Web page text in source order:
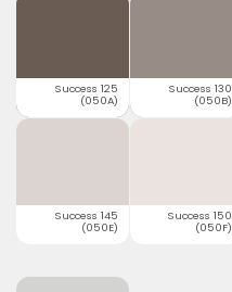
Success 125
(050A)
Success 130
(050B)
Success 145
(050E)
Success 150
(050F)